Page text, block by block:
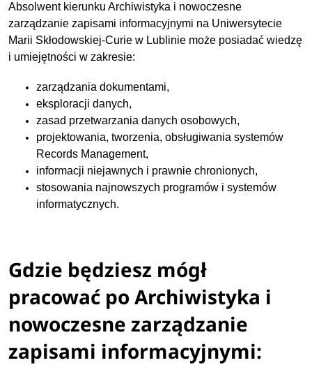
Absolwent kierunku Archiwistyka i nowoczesne
zarządzanie zapisami informacyjnymi na Uniwersytecie
Marii Skłodowskiej-Curie w Lublinie może posiadać wiedzę
i umiejętności w zakresie:
zarządzania dokumentami,
eksploracji danych,
zasad przetwarzania danych osobowych,
projektowania, tworzenia, obsługiwania systemów
Records Management,
informacji niejawnych i prawnie chronionych,
stosowania najnowszych programów i systemów
informatycznych.
Gdzie będziesz mógł
pracować po Archiwistyka i
nowoczesne zarządzanie
zapisami informacyjnymi: